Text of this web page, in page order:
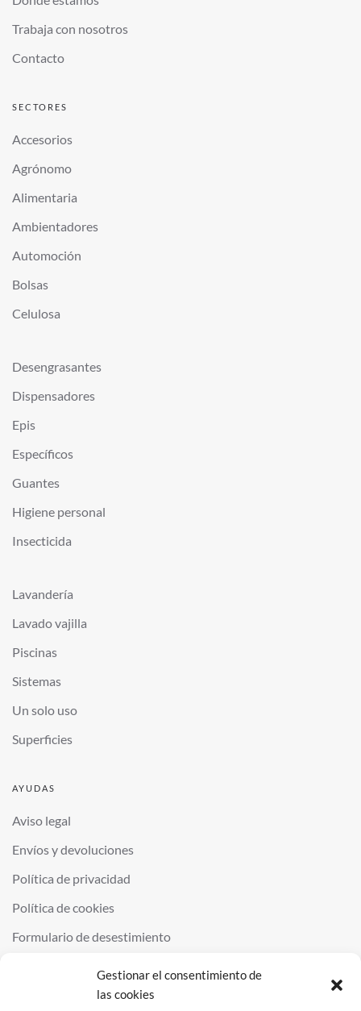
Gestionar el consentimiento de
las cookies
Trabaja con nosotros
Contacto
SECTORES
Accesorios
Agrónomo
Alimentaria
Ambientadores
Automoción
Bolsas
Celulosa
Desengrasantes
Dispensadores
Epis
Específicos
Guantes
Higiene personal
Insecticida
Lavandería
Lavado vajilla
Piscinas
Sistemas
Un solo uso
Superficies
AYUDAS
Aviso legal
Envíos y devoluciones
Política de privacidad
Política de cookies
Formulario de desestimiento
QUIMINOR SL. ALL RIGHTS RESERVED.